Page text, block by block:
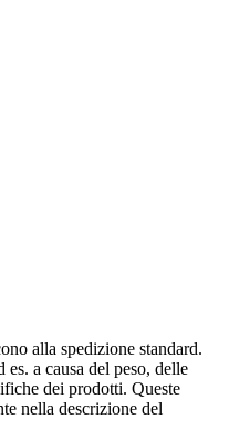
alla spedizione standard.
a causa del peso, delle
dei prodotti. Queste
nella descrizione del